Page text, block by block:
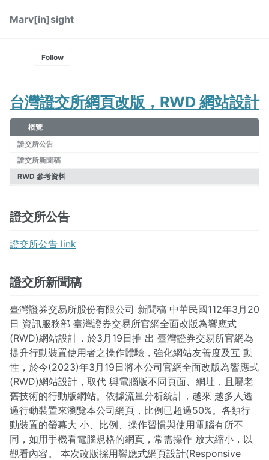
Marv[in]sight
Follow
台灣證交所網頁改版，RWD 網站設計
概覽
證交所公告
證交所新聞稿
RWD 參考資料
證交所公告
證交所公告 link
證交所新聞稿
臺灣證券交易所股份有限公司 新聞稿 中華民國112年3月20
日 資訊服務部 臺灣證券交易所官網全面改版為響應式
(RWD)網站設計，於3月19日推 出 臺灣證券交易所官網為
提升行動裝置使用者之操作體驗，強化網站友善度及互 動
性，於今(2023)年3月19日將本公司官網全面改版為響應式
(RWD)網站設計，取代 與電腦版不同頁面、網址，且屬老
舊技術的行動版網站。依據流量分析統計，越來 越多人透
過行動裝置來瀏覽本公司網頁，比例已超過50%。各類行
動裝置的螢幕大 小、比例、操作習慣與使用電腦有所不
同，如用手機看電腦規格的網頁，常需操作 放大縮小，以
觀看內容。 本次改版採用響應式網頁設計(Responsive